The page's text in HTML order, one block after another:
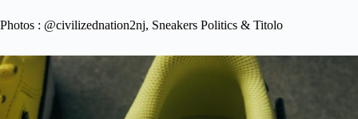
Photos : @civilizednation2nj, Sneakers Politics & Titolo